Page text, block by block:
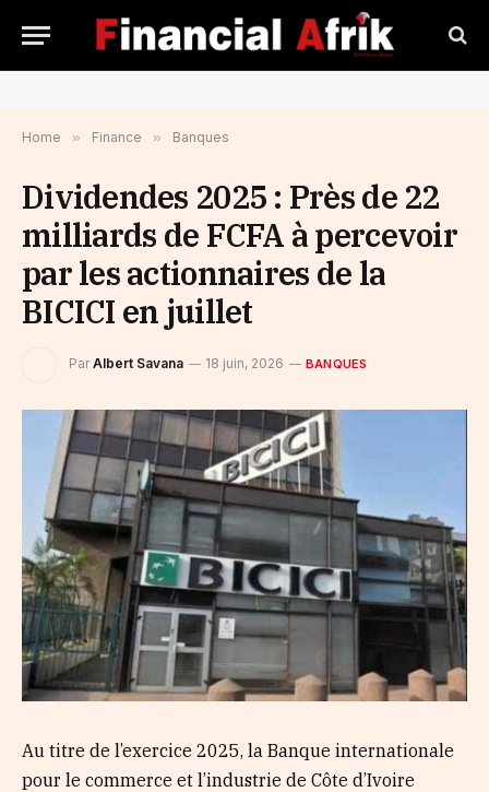
Home » Finance » Banques
Dividendes 2025 : Près de 22
milliards de FCFA à percevoir
par les actionnaires de la
BICICI en juillet
Par Albert Savana 18 juin, 2026 BANQUES
Au titre de l’exercice 2025, la Banque internationale
pour le commerce et l’industrie de Côte d’Ivoire